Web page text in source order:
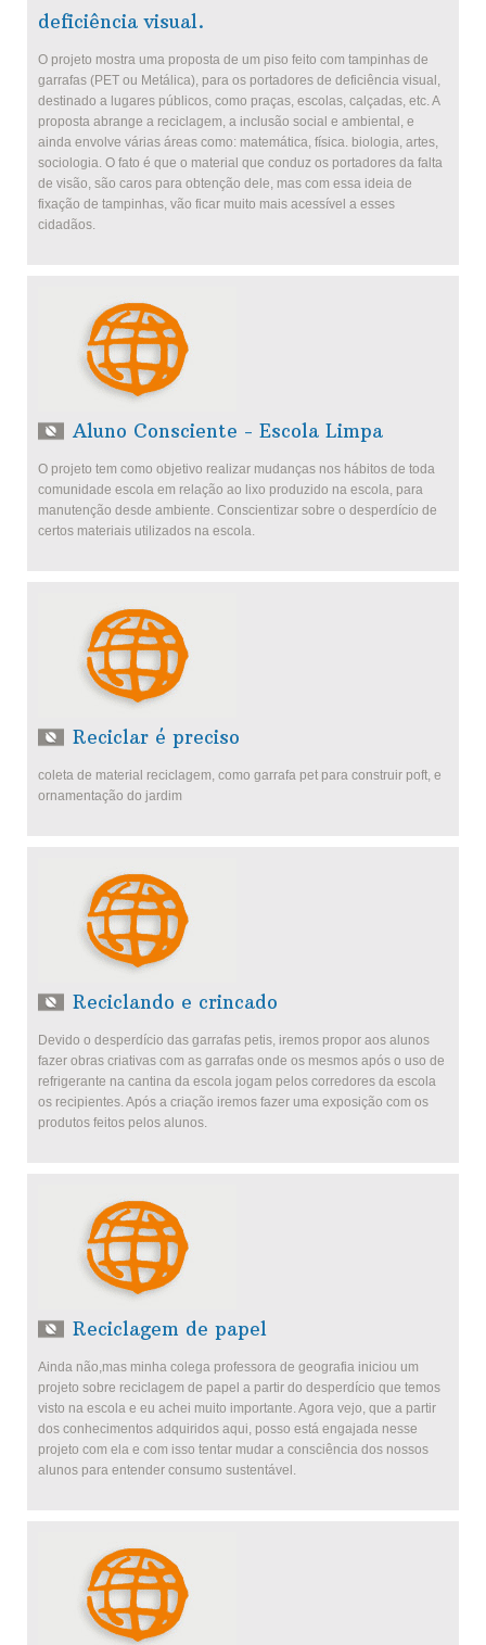
deficiência visual.
O projeto mostra uma proposta de um piso feito com tampinhas de
garrafas (PET ou Metálica), para os portadores de deficiência visual,
destinado a lugares públicos, como praças, escolas, calçadas, etc. A
proposta abrange a reciclagem, a inclusão social e ambiental, e
ainda envolve várias áreas como: matemática, física. biologia, artes,
sociologia. O fato é que o material que conduz os portadores da falta
de visão, são caros para obtenção dele, mas com essa ideia de
fixação de tampinhas, vão ficar muito mais acessível a esses
cidadãos.
Aluno Consciente - Escola Limpa
O projeto tem como objetivo realizar mudanças nos hábitos de toda
comunidade escola em relação ao lixo produzido na escola, para
manutenção desde ambiente. Conscientizar sobre o desperdício de
certos materiais utilizados na escola.
Reciclar é preciso
coleta de material reciclagem, como garrafa pet para construir poft, e
ornamentação do jardim
Reciclando e crincado
Devido o desperdício das garrafas petis, iremos propor aos alunos
fazer obras criativas com as garrafas onde os mesmos após o uso de
refrigerante na cantina da escola jogam pelos corredores da escola
os recipientes. Após a criação iremos fazer uma exposição com os
produtos feitos pelos alunos.
Reciclagem de papel
Ainda não,mas minha colega professora de geografia iniciou um
projeto sobre reciclagem de papel a partir do desperdício que temos
visto na escola e eu achei muito importante. Agora vejo, que a partir
dos conhecimentos adquiridos aqui, posso está engajada nesse
projeto com ela e com isso tentar mudar a consciência dos nossos
alunos para entender consumo sustentável.